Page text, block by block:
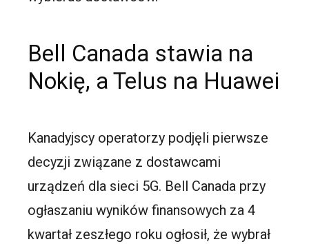
Bell Canada stawia na
Nokię, a Telus na Huawei
Kanadyjscy operatorzy podjęli pierwsze
decyzji związane z dostawcami
urządzeń dla sieci 5G. Bell Canada przy
ogłaszaniu wyników finansowych za 4
kwartał zeszłego roku ogłosił, że wybrał